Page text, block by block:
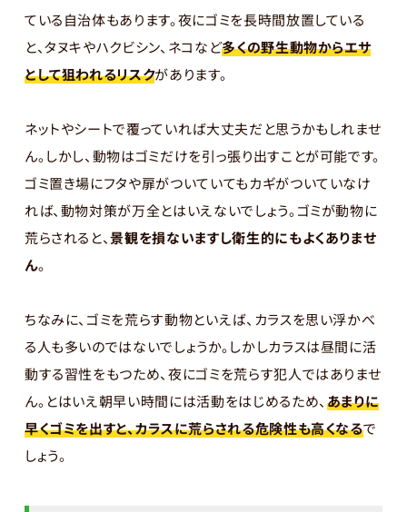
ている自治体もあります。夜にゴミを長時間放置している
と、タヌキやハクビシン、ネコなど多くの野生動物からエサ
として狙われるリスクがあります。
ネットやシートで覆っていれば大丈夫だと思うかもしれませ
ん。しかし、動物はゴミだけを引っ張り出すことが可能です。
ゴミ置き場にフタや扉がついていてもカギがついていなけ
れば、動物対策が万全とはいえないでしょう。ゴミが動物に
荒らされると、景観を損ないますし衛生的にもよくありませ
ん。
ちなみに、ゴミを荒らす動物といえば、カラスを思い浮かべ
る人も多いのではないでしょうか。しかしカラスは昼間に活
動する習性をもつため、夜にゴミを荒らす犯人ではありませ
ん。とはいえ朝早い時間には活動をはじめるため、 あまりに
早くゴミを出すと、カラスに荒らされる危険性も高くなるで
しょう。